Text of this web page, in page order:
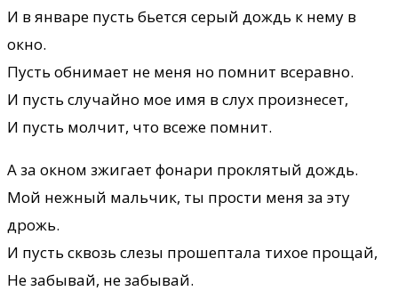
И в январе пусть бьется серый дождь к нему в
окно.
Пусть обнимает не меня но помнит всеравно.
И пусть случайно мое имя в слух произнесет,
И пусть молчит, что всеже помнит.
А за окном зжигает фонари проклятый дождь.
Мой нежный мальчик, ты прости меня за эту
дрожь.
И пусть сквозь слезы прошептала тихое прощай,
Не забывай, не забывай.